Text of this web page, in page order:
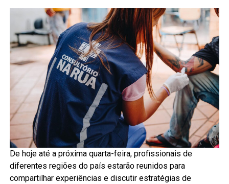
De hoje até a próxima quarta-feira, profissionais de
diferentes regiões do país estarão reunidos para
compartilhar experiências e discutir estratégias de